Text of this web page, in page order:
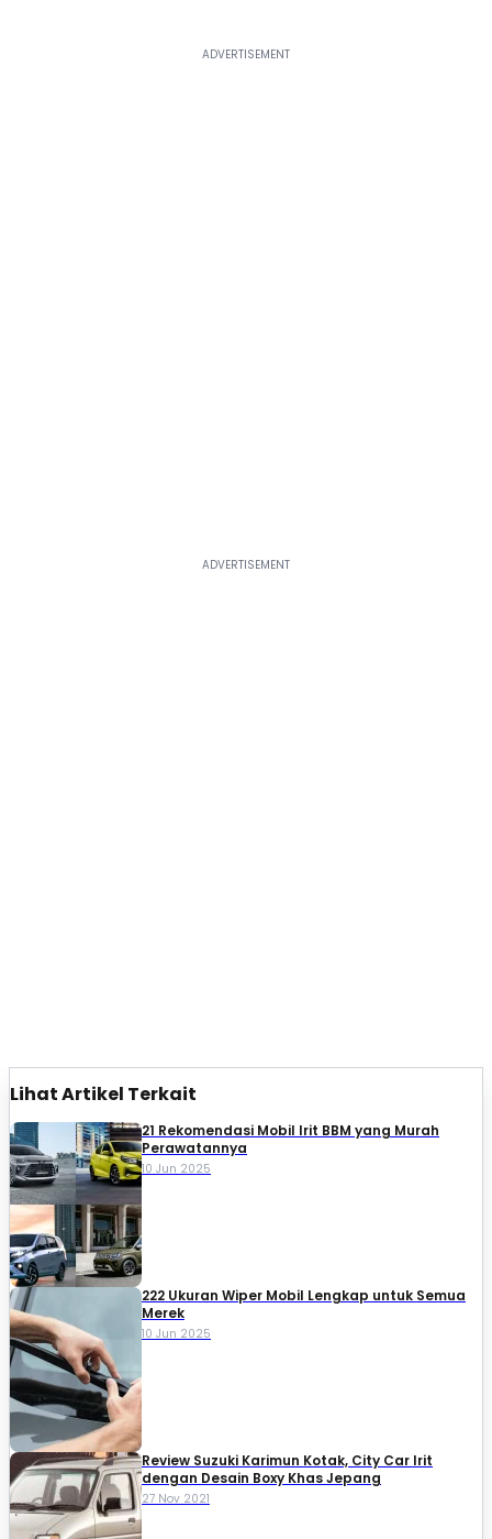
Lihat Artikel Terkait
21 Rekomendasi Mobil Irit BBM yang Murah
Perawatannya
10 Jun 2025
222 Ukuran Wiper Mobil Lengkap untuk Semua
Merek
10 Jun 2025
Review Suzuki Karimun Kotak, City Car Irit
dengan Desain Boxy Khas Jepang
27 Nov 2021